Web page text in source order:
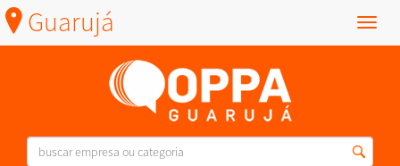
Menu
Guarujá